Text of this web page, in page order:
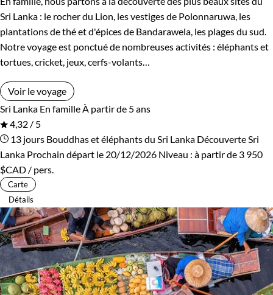
Rwanda Salvador
Seychelles
Sri Lanka
Turquie
Vietnam
Sri Lanka : le rocher du Lion, les vestiges de Polonnaruwa, les
plantations de thé et d'épices de Bandarawela, les plages du sud.
Notre voyage est ponctué de nombreuses activités : éléphants et
tortues, cricket, jeux, cerfs-volants…
Voir le voyage
Sri Lanka En famille À partir de 5 ans
4,32 / 5
13 jours Bouddhas et éléphants du Sri Lanka Découverte Sri
Lanka Prochain départ le 20/12/2026 Niveau : à partir de 3 950
$CAD / pers.
Carte
Détails